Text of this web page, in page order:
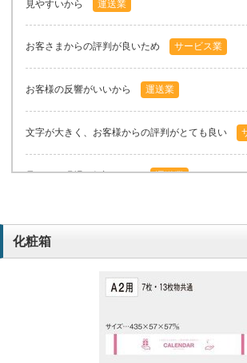
見やすいから 運送業
お客さまからの評判が良いため サービス業
お客様の反響がいいから 運送業
文字が大きく、お客様からの評判がとても良い
見やすく現場で好評なので 運送業
見やすいから 運送業
見やすく取引先で人気があるから 運送業
化粧箱